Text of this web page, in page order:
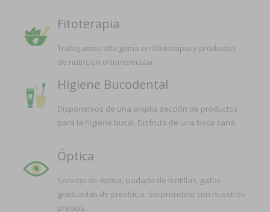
Fitoterapia
Trabajamos alta gama en fitoterapia y productos
de nutrición ortomolecular.
Higiene Bucodental
Disponemos de una amplia sección de productos
para la higiene bucal. Disfruta de una boca sana.
Óptica
Servicio de óptica, cuidado de lentillas, gafas
graduadas de presbicia. Sorpréndete con nuestros
precios.